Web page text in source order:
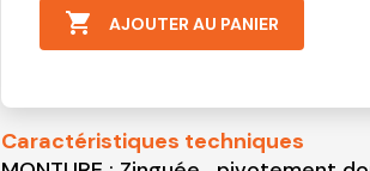
 AJOUTER AU PANIER
Caractéristiques techniques